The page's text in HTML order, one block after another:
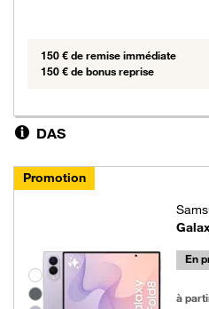
150 € de remise immédiate
150 € de bonus reprise
DAS
Promotion
Groupe de couleurs disponibles
En
à